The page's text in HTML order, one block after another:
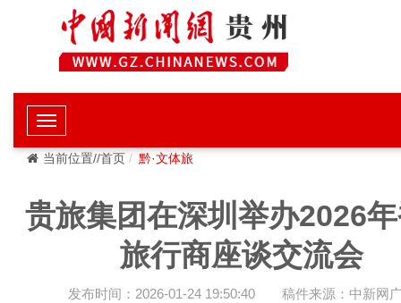
当前位置//首页 黔·文体旅
贵旅集团在深圳举办2026
旅行商座谈交流会
发布时间：2026-01-24 19:50:40 稿件来源：中新网